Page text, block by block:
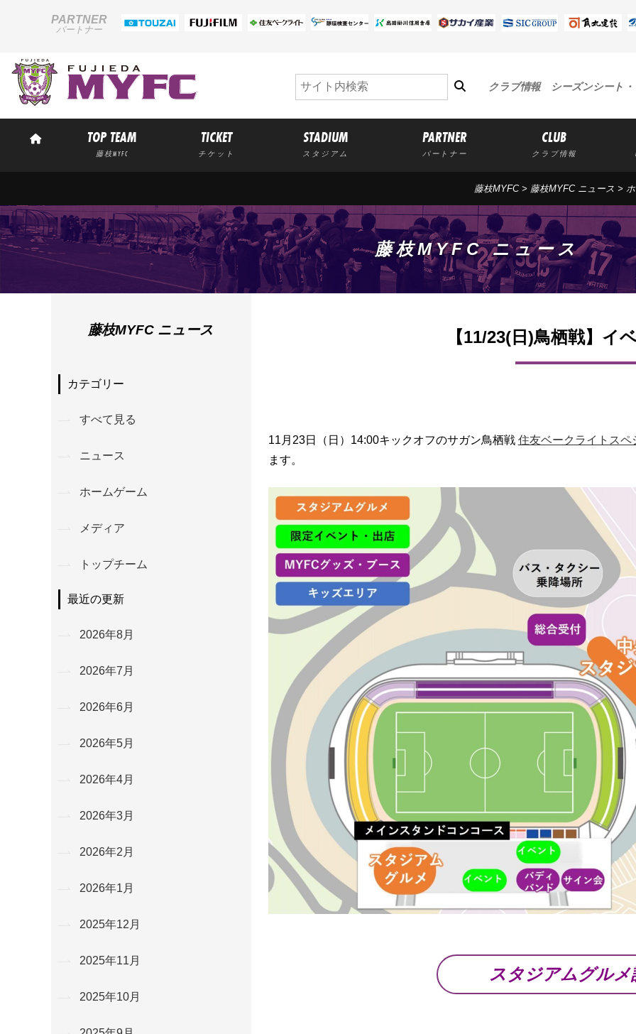
PARTNER
パートナー
クラブ情報 シーズンシート
TOP TEAM
藤枝MYFC
TICKET
チケット
STADIUM
スタジアム
PARTNER
パートナー
CLUB
クラブ情報
藤枝MYFC> 藤枝MYFC ニュース >
藤枝MYFC ニュース
【11/23(日)鳥栖戦】イ
11月23日（日）14:00キックオフのサガン鳥栖戦 住友ベークライトスペ
ます。
スタジアムグルメ
藤枝MYFC ニュース
カテゴリー
すべて見る
ニュース
ホームゲーム
メディア
トップチーム
最近の更新
2026年8月
2026年7月
2026年6月
2026年5月
2026年4月
2026年3月
2026年2月
2026年1月
2025年12月
2025年11月
2025年10月